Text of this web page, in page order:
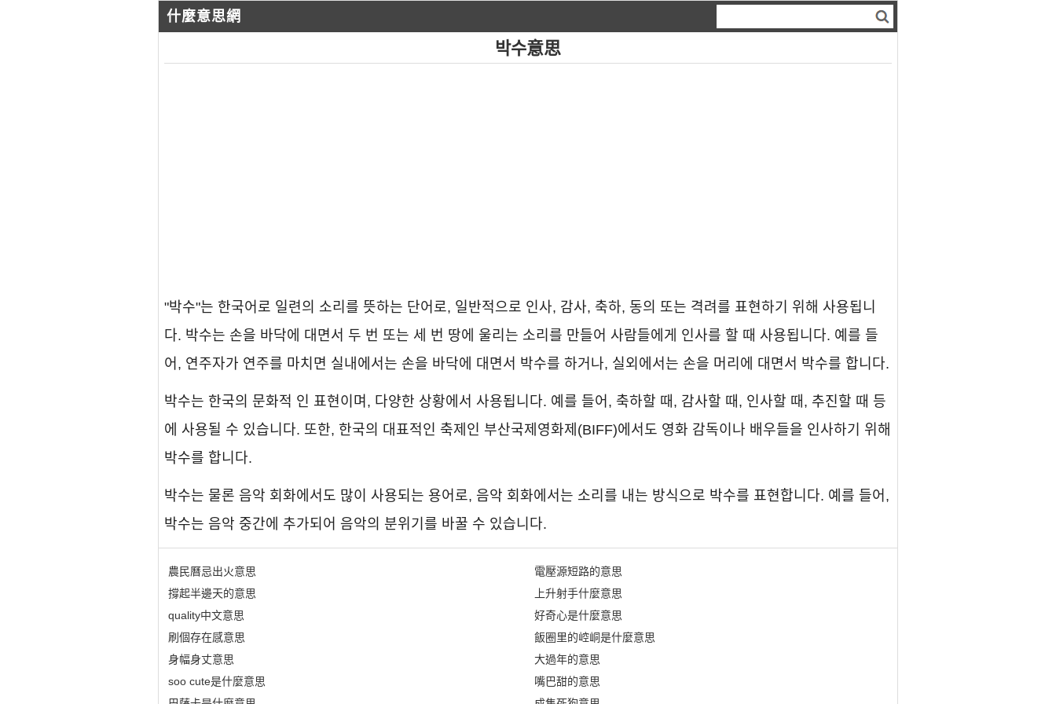
什麼意思網
박수意思
"박수"는 한국어로 일련의 소리를 뜻하는 단어로, 일반적으로 인사, 감사, 축하, 동의 또는 격려를 표현하기 위해 사용됩니
다. 박수는 손을 바닥에 대면서 두 번 또는 세 번 땅에 울리는 소리를 만들어 사람들에게 인사를 할 때 사용됩니다. 예를 들
어, 연주자가 연주를 마치면 실내에서는 손을 바닥에 대면서 박수를 하거나, 실외에서는 손을 머리에 대면서 박수를 합니다.
박수는 한국의 문화적 인 표현이며, 다양한 상황에서 사용됩니다. 예를 들어, 축하할 때, 감사할 때, 인사할 때, 추진할 때 등
에 사용될 수 있습니다. 또한, 한국의 대표적인 축제인 부산국제영화제(BIFF)에서도 영화 감독이나 배우들을 인사하기 위해
박수를 합니다.
박수는 물론 음악 회화에서도 많이 사용되는 용어로, 음악 회화에서는 소리를 내는 방식으로 박수를 표현합니다. 예를 들어,
박수는 음악 중간에 추가되어 음악의 분위기를 바꿀 수 있습니다.
農民曆忌出火意思
撐起半邊天的意思
quality中文意思
刷個存在感意思
身幅身丈意思
soo cute是什麼意思
電壓源短路的意思
上升射手什麼意思
好奇心是什麼意思
飯圈里的崆峒是什麼意思
大過年的意思
嘴巴甜的意思